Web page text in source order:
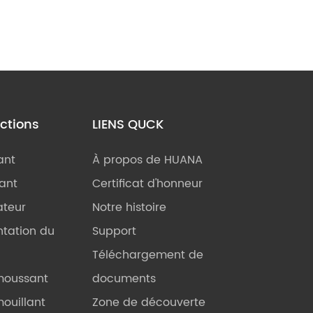
du
LIENS QUCK
À propos de HUANA
Certificat d'honneur
Notre histoire
Support
Téléchargement de
documents
Zone de découverte